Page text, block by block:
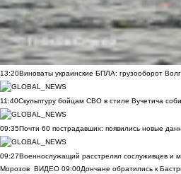
13:20Виноваты украинские БПЛА: грузооборот
11:40Скульптуру бойцам СВО в стиле Вучетича
09:35Почти 60 пострадавших: появились новые
09:27Военнослужащий расстрелял сослуживцев и
Морозов ВИДЕО 09:00Дончане обратились к